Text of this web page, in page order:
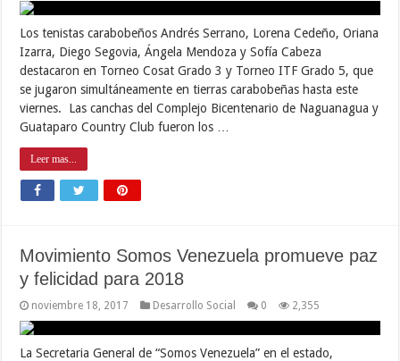
Los tenistas carabobeños Andrés Serrano, Lorena Cedeño, Oriana
Izarra, Diego Segovia, Ángela Mendoza y Sofía Cabeza
destacaron en Torneo Cosat Grado 3 y Torneo ITF Grado 5, que
se jugaron simultáneamente en tierras carabobeñas hasta este
viernes. Las canchas del Complejo Bicentenario de Naguanagua y
Guataparo Country Club fueron los …
Leer mas...
Movimiento Somos Venezuela promueve paz
y felicidad para 2018
noviembre 18, 2017 Desarrollo Social 0 2,355
La Secretaria General de “Somos Venezuela” en el estado,